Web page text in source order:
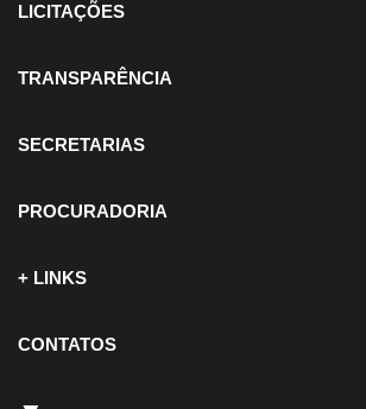
LICITAÇÕES
TRANSPARÊNCIA
SECRETARIAS
PROCURADORIA
+ LINKS
CONTATOS